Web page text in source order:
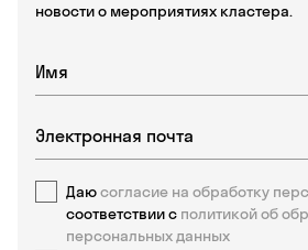
новости о мероприятиях кластера.
Даюсогласие на обработку
соответствии с политикой об
персональных данных